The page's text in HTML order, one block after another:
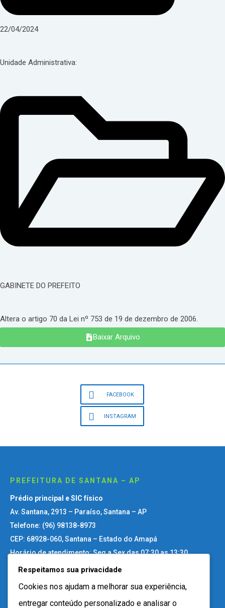
22/04/2024
Unidade Administrativa:
GABINETE DO PREFEITO
Altera o artigo 70 da Lei nº 753 de 19 de dezembro de 2006.
Baixar Arquivo
FACEBOOK
INSTAGRAM
PREFEITURA DE SANTANA – AP
Prédio principal e SIC físico
Av. Santana, 2913 – Paraíso, Santana – AP
Telefone: (96) 98138-8973
CEP: 68928-060, Santana – Estado do Amapá
Horário de atendimento: Seg a Sex das 07:30 as 13:30
Site Antigo
Respeitamos sua privacidade
Cookies nos ajudam a melhorar sua experiência,
entregar conteúdo personalizado e analisar o